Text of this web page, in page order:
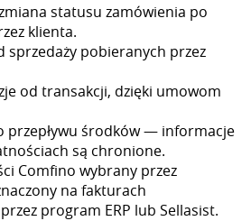
statusu zamówienia po
klienta.
sprzedaży pobieranych przez
od transakcji, dzięki umowom
przepływu środków — informacje
są chronione.
Comfino wybrany przez
na fakturach
program ERP lub Sellasist.